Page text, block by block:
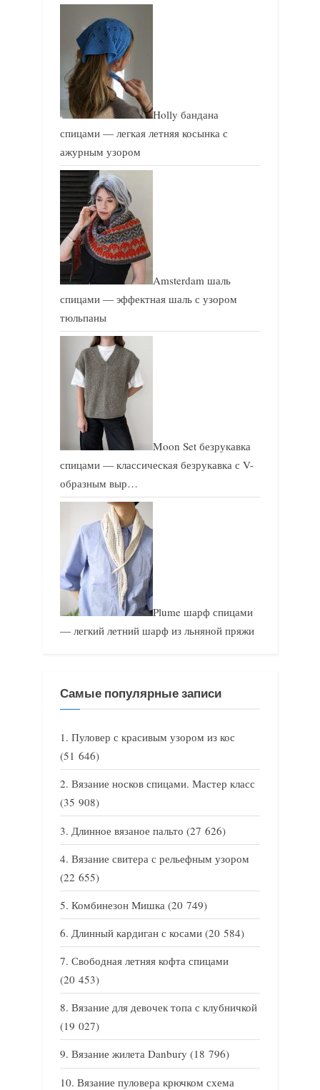
Holly бандана
спицами — легкая летняя косынка с
ажурным узором
Amsterdam шаль
спицами — эффектная шаль с узором
тюльпаны
Moon Set безрукавка
спицами — классическая безрукавка с V-
образным выр…
Plume шарф спицами
— легкий летний шарф из льняной пряжи
Самые популярные записи
Пуловер с красивым узором из кос
(51 646)
Вязание носков спицами. Мастер класс
(35 908)
Длинное вязаное пальто (27 626)
Вязание свитера с рельефным узором
(22 655)
Комбинезон Мишка (20 749)
Длинный кардиган с косами (20 584)
Свободная летняя кофта спицами
(20 453)
Вязание для девочек топа с клубничкой
(19 027)
Вязание жилета Danbury (18 796)
Вязание пуловера крючком схема